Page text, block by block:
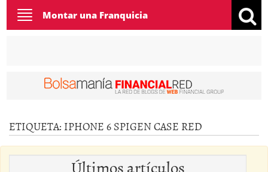
Toggle
navigation
Montar una Franquicia
ETIQUETA: IPHONE 6 SPIGEN CASE RED
Últimos artículos